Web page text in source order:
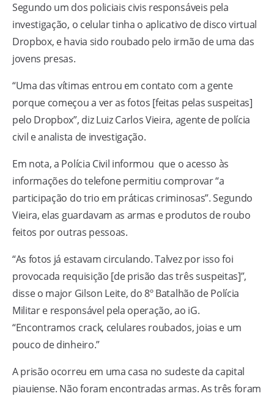
Segundo um dos policiais civis responsáveis pela
investigação, o celular tinha o aplicativo de disco virtual
Dropbox, e havia sido roubado pelo irmão de uma das
jovens presas.
“Uma das vítimas entrou em contato com a gente
porque começou a ver as fotos [feitas pelas suspeitas]
pelo Dropbox”, diz Luiz Carlos Vieira, agente de polícia
civil e analista de investigação.
Em nota, a Polícia Civil informou que o acesso às
informações do telefone permitiu comprovar “a
participação do trio em práticas criminosas”. Segundo
Vieira, elas guardavam as armas e produtos de roubo
feitos por outras pessoas.
“As fotos já estavam circulando. Talvez por isso foi
provocada requisição [de prisão das três suspeitas]”,
disse o major Gilson Leite, do 8º Batalhão de Polícia
Militar e responsável pela operação, ao iG.
“Encontramos crack, celulares roubados, joias e um
pouco de dinheiro.”
A prisão ocorreu em uma casa no sudeste da capital
piauiense. Não foram encontradas armas. As três foram